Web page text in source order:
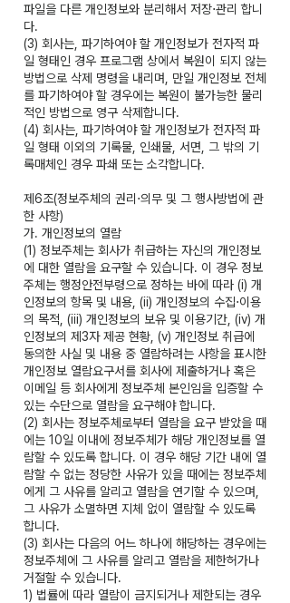
파일을 다른 개인정보와 분리해서 저장⋅관리 합니
다.
(3) 회사는, 파기하여야 할 개인정보가 전자적 파
일 형태인 경우 프로그램 상에서 복원이 되지 않는
방법으로 삭제 명령을 내리며, 만일 개인정보 전체
를 파기하여야 할 경우에는 복원이 불가능한 물리
적인 방법으로 영구 삭제합니다.
(4) 회사는, 파기하여야 할 개인정보가 전자적 파
일 형태 이외의 기록물, 인쇄물, 서면, 그 밖의 기
록매체인 경우 파쇄 또는 소각합니다.
제6조(정보주체의 권리⋅의무 및 그 행사방법에 관
한 사항)
가. 개인정보의 열람
(1) 정보주체는 회사가 취급하는 자신의 개인정보
에 대한 열람을 요구할 수 있습니다. 이 경우 정보
주체는 행정안전부령으로 정하는 바에 따라 (i) 개
인정보의 항목 및 내용, (ii) 개인정보의 수집⋅이용
의 목적, (iii) 개인정보의 보유 및 이용기간, (iv) 개
인정보의 제3자 제공 현황, (v) 개인정보 취급에
동의한 사실 및 내용 중 열람하려는 사항을 표시한
개인정보 열람요구서를 회사에 제출하거나 혹은
이메일 등 회사에게 정보주체 본인임을 입증할 수
있는 수단으로 열람을 요구해야 합니다.
(2) 회사는 정보주체로부터 열람을 요구 받았을 때
에는 10일 이내에 정보주체가 해당 개인정보를 열
람할 수 있도록 합니다. 이 경우 해당 기간 내에 열
람할 수 없는 정당한 사유가 있을 때에는 정보주체
에게 그 사유를 알리고 열람을 연기할 수 있으며,
그 사유가 소멸하면 지체 없이 열람할 수 있도록
합니다.
(3) 회사는 다음의 어느 하나에 해당하는 경우에는
정보주체에 그 사유를 알리고 열람을 제한허가나
거절할 수 있습니다.
1) 법률에 따라 열람이 금지되거나 제한되는 경우